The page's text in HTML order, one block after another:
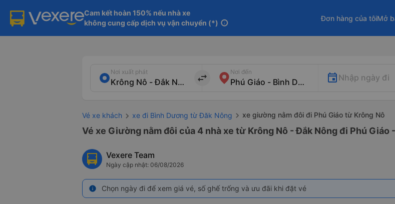
Cam kết hoàn 150% nếu nhà xe
không cung cấp dịch vụ vận chuyển (*) info
Đơn hàng của tôiMở
Nơi xuất phát
import_export
Nơi đến
Nhập ngày đi
Vé xe khách xe đi Bình Dương từ Đăk Nông xe giường nằm đôi đi Phú Giáo từ Krông Nô
Vé xe Giường nằm đôi của 4 nhà xe từ Krông Nô - Đắk Nông đi Phú Giáo
Vexere Team
Ngày cập nhật: 06/08/2026
info Chọn ngày đi để xem giá vé, số ghế trống và ưu đãi khi đặt vé